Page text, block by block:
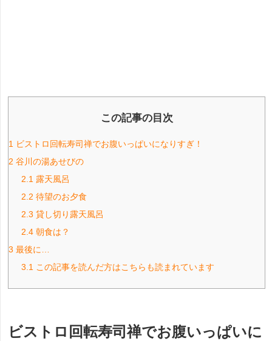
この記事の目次
1 ビストロ回転寿司禅でお腹いっぱいになりすぎ！
2 谷川の湯あせびの
2.1 露天風呂
2.2 待望のお夕食
2.3 貸し切り露天風呂
2.4 朝食は？
3 最後に…
3.1 この記事を読んだ方はこちらも読まれています
ビストロ回転寿司禅でお腹いっぱいに